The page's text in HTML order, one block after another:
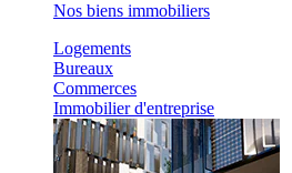
Nos biens immobiliers
Logements
Bureaux
Commerces
Immobilier d'entreprise